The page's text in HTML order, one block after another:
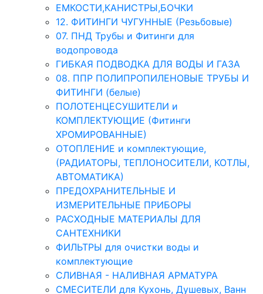
ЕМКОСТИ,КАНИСТРЫ,БОЧКИ
12. ФИТИНГИ ЧУГУННЫЕ (Резьбовые)
07. ПНД Трубы и Фитинги для
водопровода
ГИБКАЯ ПОДВОДКА ДЛЯ ВОДЫ И ГАЗА
08. ППР ПОЛИПРОПИЛЕНОВЫЕ ТРУБЫ И
ФИТИНГИ (белые)
ПОЛОТЕНЦЕСУШИТЕЛИ и
КОМПЛЕКТУЮЩИЕ (Фитинги
ХРОМИРОВАННЫЕ)
ОТОПЛЕНИЕ и комплектующие,
(РАДИАТОРЫ, ТЕПЛОНОСИТЕЛИ, КОТЛЫ,
АВТОМАТИКА)
ПРЕДОХРАНИТЕЛЬНЫЕ И
ИЗМЕРИТЕЛЬНЫЕ ПРИБОРЫ
РАСХОДНЫЕ МАТЕРИАЛЫ ДЛЯ
САНТЕХНИКИ
ФИЛЬТРЫ для очистки воды и
комплектующие
СЛИВНАЯ - НАЛИВНАЯ АРМАТУРА
СМЕСИТЕЛИ для Кухонь, Душевых, Ванн